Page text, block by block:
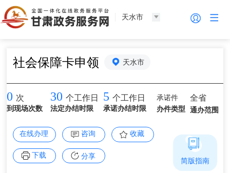
天水市
社会保障卡申领 天水市
0 次
到现场次数
30 个工作日
法定办结时限
5 个工作日
承诺办结时限
承诺件
办件类型
全省
通办范围
在线办理 咨询 收藏
下载 分享 简版指南